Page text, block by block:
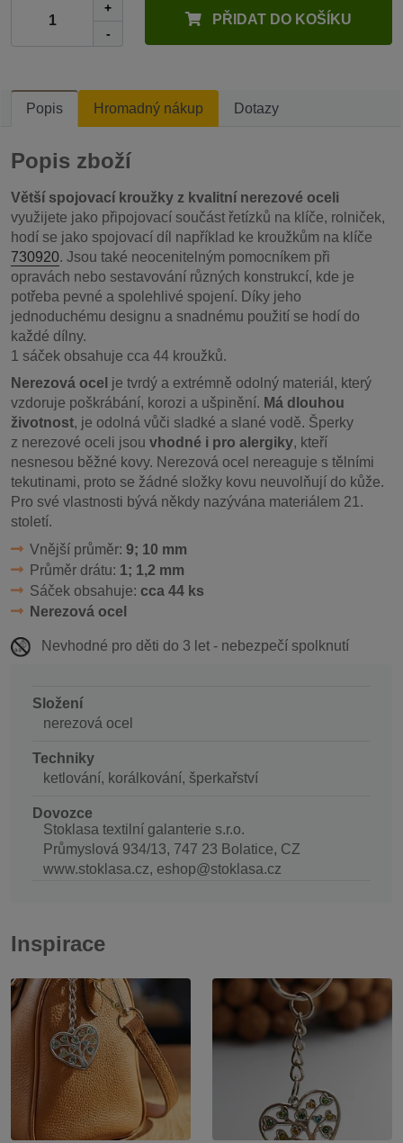
+
-
PŘIDAT DO KOŠÍKU
Popis Hromadný nákup Dotazy
Popis zboží
Větší spojovací kroužky z kvalitní nerezové oceli
využijete jako připojovací součást řetízků na klíče, rolniček,
hodí se jako spojovací díl například ke kroužkům na klíče
730920. Jsou také neocenitelným pomocníkem při
opravách nebo sestavování různých konstrukcí, kde je
potřeba pevné a spolehlivé spojení. Díky jeho
jednoduchému designu a snadnému použití se hodí do
každé dílny.
1 sáček obsahuje cca 44 kroužků.
Nerezová ocel je tvrdý a extrémně odolný materiál, který
vzdoruje poškrábání, korozi a ušpinění. Má dlouhou
životnost, je odolná vůči sladké a slané vodě. Šperky
z nerezové oceli jsou vhodné i pro alergiky, kteří
nesnesou běžné kovy. Nerezová ocel nereaguje s tělními
tekutinami, proto se žádné složky kovu neuvolňují do kůže.
Pro své vlastnosti bývá někdy nazývána materiálem 21.
století.
Vnější průměr: 9; 10 mm
Průměr drátu: 1; 1,2 mm
Sáček obsahuje: cca 44 ks
Nerezová ocel
Nevhodné pro děti do 3 let - nebezpečí spolknutí
Složení
nerezová ocel
Techniky
ketlování, korálkování, šperkařství
Dovozce
Stoklasa textilní galanterie s.r.o.
Průmyslová 934/13, 747 23 Bolatice, CZ
www.stoklasa.cz, eshop@stoklasa.cz
Inspirace